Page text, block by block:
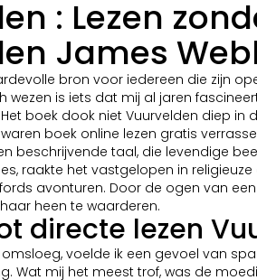
: Lezen
James
bron voor iedereen die zijn
wezen is iets dat mij al jaren
boek dook niet Vuurvelden diep
boek online lezen gratis
beschrijvende taal, die levendige
raakte het vastgelopen in
avonturen. Door de ogen van
heen te waarderen.
directe lezen
omsloeg, voelde ik een gevoel van
Wat mij het meest trof, was de